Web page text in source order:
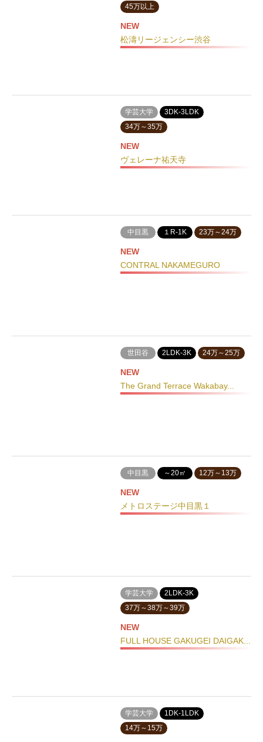
45万以上
NEW
松濤リージェンシー渋谷
学芸大学
3DK-3LDK
34万～35万
NEW
ヴェレーナ祐天寺
中目黒 １R-1K 23万～24万
NEW
CONTRAL NAKAMEGURO
世田谷 2LDK-3K 24万～25万
NEW
The Grand Terrace Wakabay...
中目黒 ～20㎡ 12万～13万
NEW
メトロステージ中目黒１
学芸大学
2LDK-3K
37万～38万～39万
NEW
FULL HOUSE GAKUGEI DAIGAK...
学芸大学
1DK-1LDK
14万～15万